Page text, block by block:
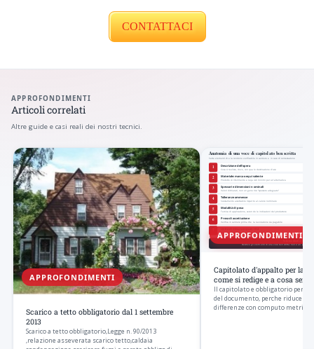
CONTATTACI
APPROFONDIMENTI
Articoli correlati
Altre guide e casi reali dei nostri tecnici.
APPROFONDIMENTI
Scarico a tetto obbligatorio dal 1 settembre
2013
Scarico a tetto obbligatorio,Legge n. 90/2013
,relazione asseverata scarico tetto,caldaia
APPROFONDIMENTI
Capitolato d'appalto per la
come si redige e a cosa serve
Il capitolato e obbligatorio per
del documento, perche riduce il
differenze con computo metrico